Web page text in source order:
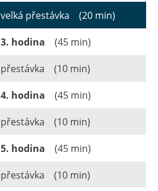
velká přestávka (20 min)
3. hodina (45 min)
přestávka (10 min)
4. hodina (45 min)
přestávka (10 min)
5. hodina (45 min)
přestávka (10 min)